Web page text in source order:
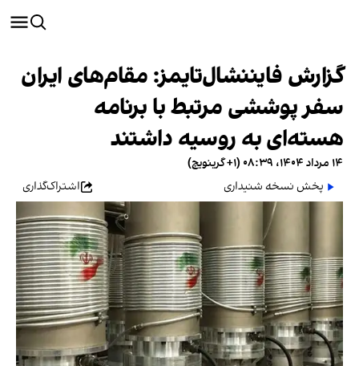
گزارش فایننشال‌تایمز: مقام‌های ایران
سفر پوششی مرتبط با برنامه
هسته‌ای به روسیه داشتند
۱۴ مرداد ۱۴۰۴، ۰۸:۳۹ (‎+۱ گرینویچ)
پخش نسخه شنیداری
اشتراک‌گذاری